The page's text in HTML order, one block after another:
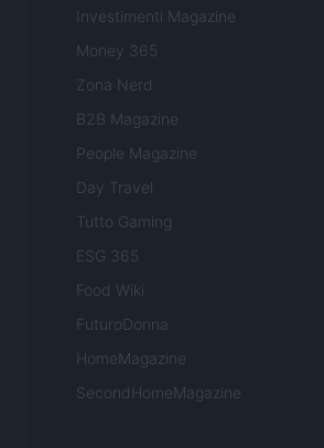
Investimenti Magazine
Money 365
Zona Nerd
B2B Magazine
People Magazine
Day Travel
Tutto Gaming
ESG 365
Food Wiki
FuturoDonna
HomeMagazine
SecondHomeMagazine